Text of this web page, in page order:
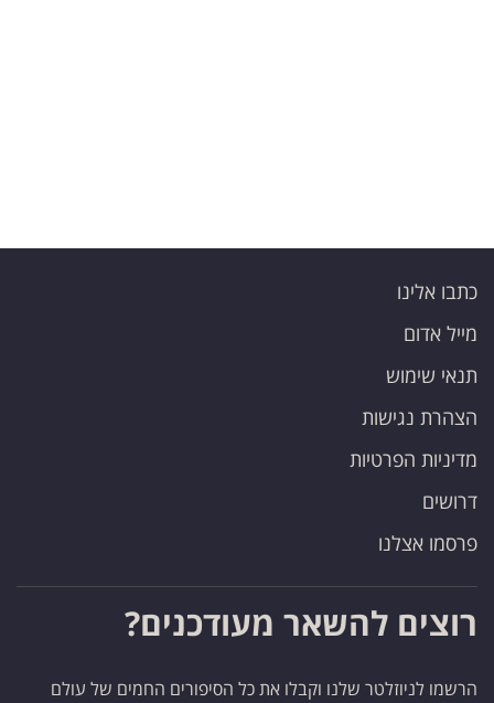
כתבו אלינו
מייל אדום
תנאי שימוש
הצהרת נגישות
מדיניות הפרטיות
דרושים
פרסמו אצלנו
רוצים להשאר מעודכנים?
הרשמו לניוזלטר שלנו וקבלו את כל הסיפורים החמים של עולם